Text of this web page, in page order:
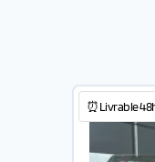
⏰Livrable